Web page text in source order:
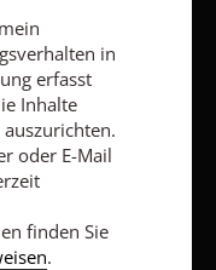
in
erfasst
Inhalte
oder E-Mail
finden Sie
.